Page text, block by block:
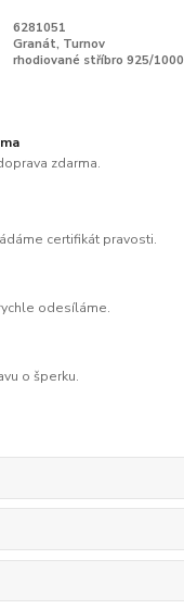
6281051
Granát, Turnov
rhodiované stříbro 925/1000
zdarma.
certifikát pravosti.
odesíláme.
o šperku.